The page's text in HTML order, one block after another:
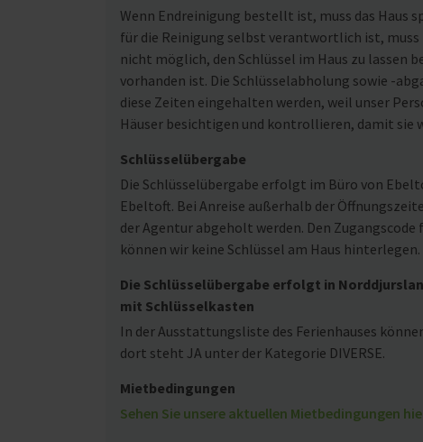
Wenn Endreinigung bestellt ist, muss das Haus
für die Reinigung selbst verantwortlich ist, muss
nicht möglich, den Schlüssel im Haus zu lassen
vorhanden ist. Die Schlüsselabholung sowie -
diese Zeiten eingehalten werden, weil unser
Häuser besichtigen und kontrollieren, damit sie
Schlüsselübergabe
Die Schlüsselübergabe erfolgt im Büro von
Ebeltoft. Bei Anreise außerhalb der
der Agentur abgeholt werden. Den
können wir keine Schlüssel am Haus hinterlegen.
Die Schlüsselübergabe erfolgt in
mit Schlüsselkasten
In der Ausstattungsliste des Ferienhauses
dort steht JA unter der Kategorie DIVERSE.
Mietbedingungen
Sehen Sie unsere aktuellen Mietbedingungen